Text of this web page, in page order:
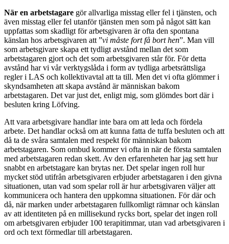
När en arbetstagare gör allvarliga misstag eller fel i tjänsten, och
även misstag eller fel utanför tjänsten men som på något sätt kan
uppfattas som skadligt för arbetsgivaren är ofta den spontana
känslan hos arbetsgivaren att ”vi måste fort få bort hen”. Man vill
som arbetsgivare skapa ett tydligt avstånd mellan det som
arbetstagaren gjort och det som arbetsgivaren står för. För detta
avstånd har vi vår verktygslåda i form av tydliga arbetsrättsliga
regler i LAS och kollektivavtal att ta till. Men det vi ofta glömmer i
skyndsamheten att skapa avstånd är människan bakom
arbetstagaren. Det var just det, enligt mig, som glömdes bort där i
besluten kring Löfving.
Att vara arbetsgivare handlar inte bara om att leda och fördela
arbete. Det handlar också om att kunna fatta de tuffa besluten och att
då ta de svåra samtalen med respekt för människan bakom
arbetstagaren. Som ombud kommer vi ofta in när de första samtalen
med arbetstagaren redan skett. Av den erfarenheten har jag sett hur
snabbt en arbetstagare kan brytas ner. Det spelar ingen roll hur
mycket stöd utifrån arbetsgivaren erbjuder arbetstagaren i den givna
situationen, utan vad som spelar roll är hur arbetsgivaren väljer att
kommunicera och hantera den uppkomna situationen. För där och
då, när marken under arbetstagaren fullkomligt rämnar och känslan
av att identiteten på en millisekund rycks bort, spelar det ingen roll
om arbetsgivaren erbjuder 100 terapitimmar, utan vad arbetsgivaren i
ord och text förmedlar till arbetstagaren.